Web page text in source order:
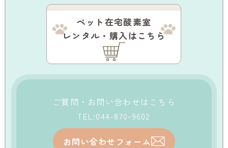
ペット在宅酸素室
レンタル・購入はこちら
ご質問・お問い合わせはこちら
TEL:044-870-9602
お問い合わせフォーム